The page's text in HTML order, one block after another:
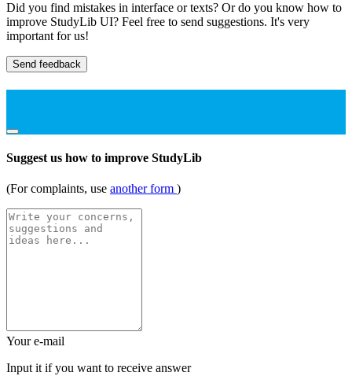
Did you find mistakes in interface or texts? Or do you know how to
improve StudyLib UI? Feel free to send suggestions. It's very
important for us!
Send feedback
Suggest us how to improve StudyLib
(For complaints, use another form )
Your e-mail
Input it if you want to receive answer